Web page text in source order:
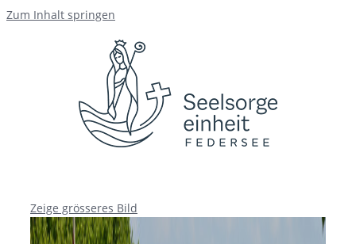
Zum Inhalt springen
Zeige grösseres Bild